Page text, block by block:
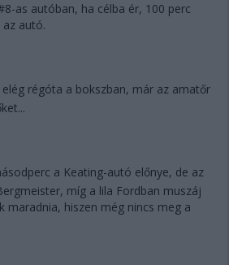
as autóban, ha célba ér, 100 perc
autó.
régóta a bokszban, már az amatőr
a Keating-autó előnye, de az
míg a lila Fordban muszáj
maradnia, hiszen még nincs meg a